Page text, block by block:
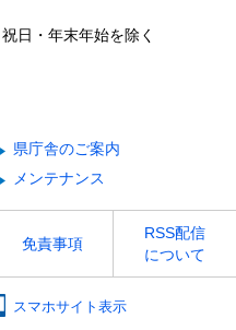
日・年末年始を除く
県庁舎のご案内
メンテナンス
免責事項
RSS配信
について
スマホサイト表示